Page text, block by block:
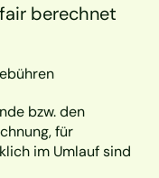
berechnet
bzw. den
für
im Umlauf sind